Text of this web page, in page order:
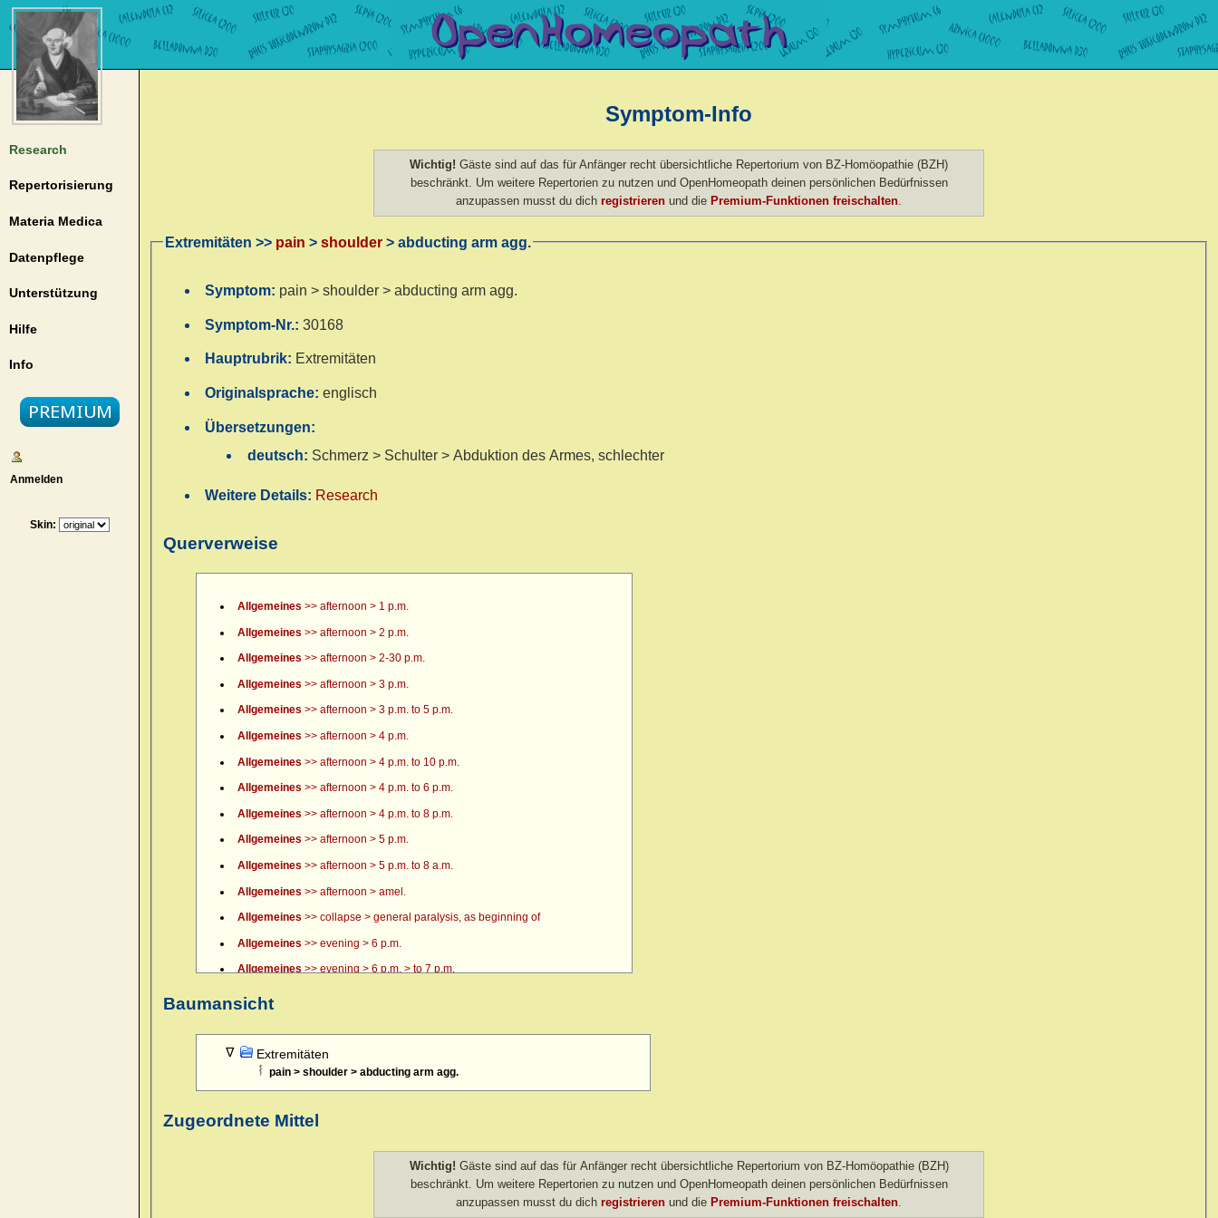
Research
Repertorisierung
Materia Medica
Datenpflege
Unterstützung
Hilfe
Info
Anmelden
Skin:
Symptom-Info
Wichtig! Gäste sind auf das für Anfänger recht übersichtliche Repertorium von BZ-Homöopathie (BZH)
beschränkt. Um weitere Repertorien zu nutzen und OpenHomeopath deinen persönlichen Bedürfnissen
anzupassen musst du dich registrieren und die Premium-Funktionen freischalten
Extremitäten >> pain > shoulder > abducting arm agg.
Symptom: pain > shoulder > abducting arm agg.
Symptom-Nr.:30168
Hauptrubrik: Extremitäten
Originalsprache:englisch
Übersetzungen:
deutsch: Schmerz > Schulter > Abduktion des Armes, schlechter
Weitere Details: Research
Querverweise
Allgemeines >> afternoon > 1 p.m.
Allgemeines >> afternoon > 2 p.m.
Allgemeines >> afternoon > 2-30 p.m.
Allgemeines >> afternoon > 3 p.m.
Allgemeines >> afternoon > 3 p.m. to 5 p.m.
Allgemeines >> afternoon > 4 p.m.
Allgemeines >> afternoon > 4 p.m. to 10 p.m.
Allgemeines >> afternoon > 4 p.m. to 6 p.m.
Allgemeines >> afternoon > 4 p.m. to 8 p.m.
Allgemeines >> afternoon > 5 p.m.
Allgemeines >> afternoon > 5 p.m. to 8 a.m.
Allgemeines >> afternoon > amel.
Allgemeines >> collapse > general paralysis, as beginning of
Allgemeines >> evening > 6 p.m.
Allgemeines >> evening > 6 p.m. > to 7 p.m.
Allgemeines
Allgemeines >> evening > 9 p.m.
Allgemeines >> evening > amel.
Allgemeines>> evening > eating > after
>> evening > eating > amel.
>> evening > every other evening
>> evening > lying down after agg.
Baumansicht
Extremitäten
pain > shoulder > abducting arm agg.
Zugeordnete Mittel
Wichtig! Gäste sind auf das für Anfänger recht übersichtliche Repertorium von BZ-Homöopathie (BZH)
beschränkt. Um weitere Repertorien zu nutzen und OpenHomeopath deinen persönlichen Bedürfnissen
anzupassen musst du dich registrieren und die Premium-Funktionen freischalten